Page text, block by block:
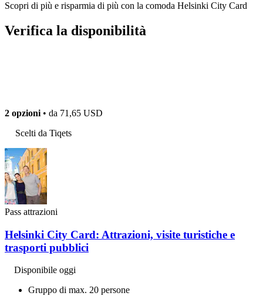
Scopri di più e risparmia di più con la comoda Helsinki City Card
Verifica la disponibilità
2 opzioni • da 71,65 USD
Scelti da Tiqets
Pass attrazioni
Helsinki City Card: Attrazioni, visite turistiche e
trasporti pubblici
Disponibile oggi
Gruppo di max. 20 persone